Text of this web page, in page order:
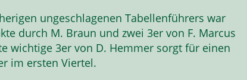
ungeschlagenen Tabellenführers war
durch M. Braun und zwei 3er von F. Marcus
wichtige 3er von D. Hemmer sorgt für einen
im ersten Viertel.